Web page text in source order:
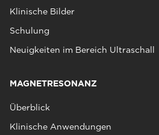
Klinische Bilder
Schulung
Neuigkeiten im Bereich Ultraschall
MAGNETRESONANZ
Überblick
Klinische Anwendungen